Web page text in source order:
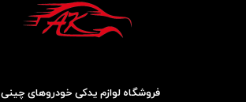
فروشگاه لوازم یدکی خودروهای چینی